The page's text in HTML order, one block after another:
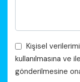
Pazarlama
Faaliyetleri
Onayı
Kişisel
kullanılmasına ve
gönderilmesine